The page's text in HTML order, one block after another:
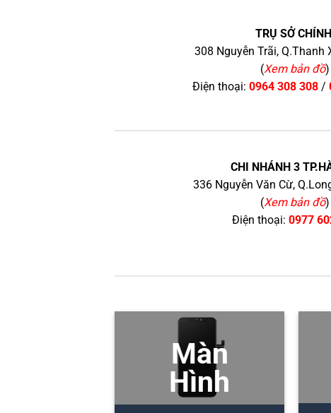
TRỤ SỞ
308 Nguyễn Trãi, Q.Thanh
(Xem bản đồ)
Điện thoại: 0964 308 308/
CHI NHÁNH 3
336 Nguyễn Văn Cừ,
(Xem bản đồ)
Điện thoại: 0977
Màn
Hình